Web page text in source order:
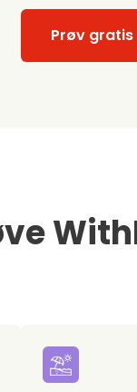
Prøv gratis